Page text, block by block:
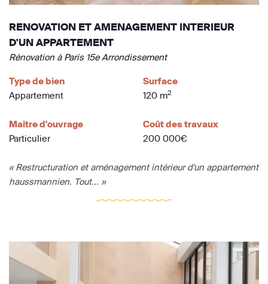
RENOVATION ET AMENAGEMENT INTERIEUR
D'UN APPARTEMENT
Rénovation à Paris 15e Arrondissement
Type de bien
Appartement
Surface
120 m2
Maître d'ouvrage
Particulier
Coût des travaux
200 000€
« Restructuration et aménagement intérieur d'un appartement
haussmannien. Tout... »